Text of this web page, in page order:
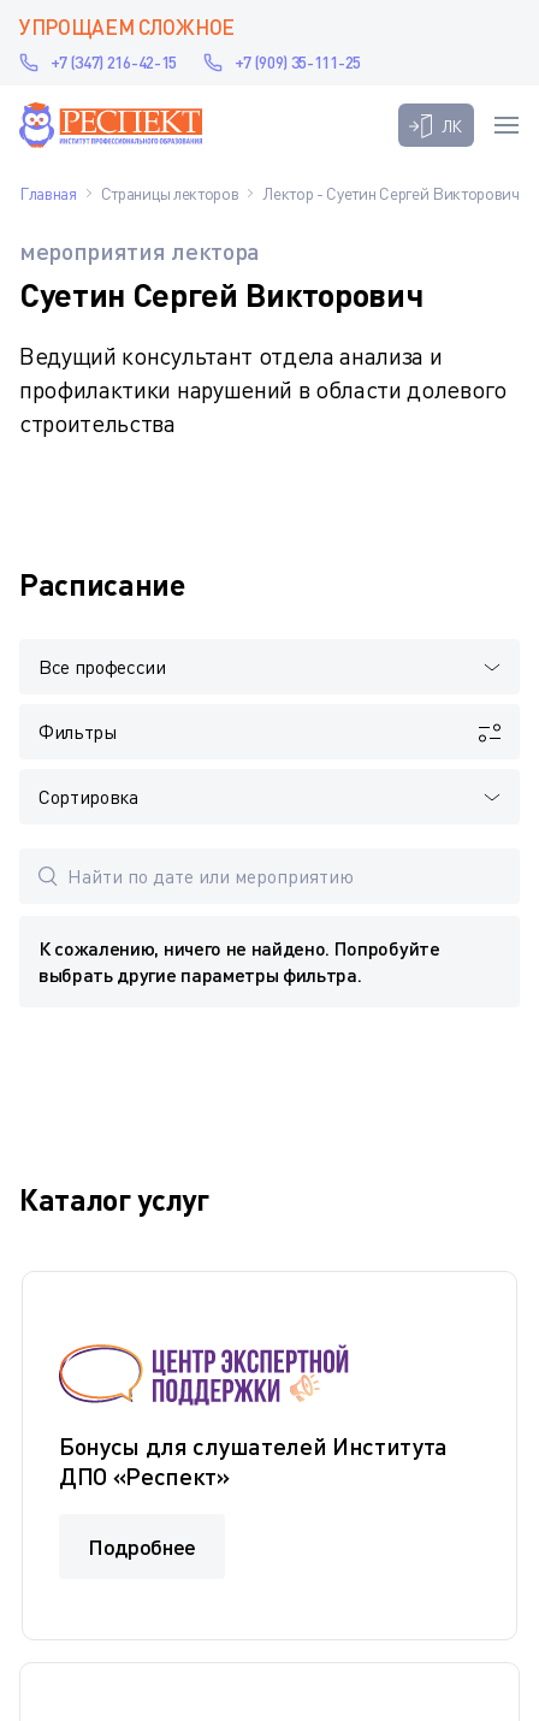
УПРОЩАЕМ СЛОЖНОЕ
+7 (347) 216-42-15 +7 (909) 35-111-25
ЛК
Главная Страницы лекторов Лектор - Суетин Сергей Викторович
мероприятия лектора
Суетин Сергей Викторович
Ведущий консультант отдела анализа и
профилактики нарушений в области долевого
строительства
Расписание
Все профессии
Фильтры
Сортировка
К сожалению, ничего не найдено. Попробуйте
выбрать другие параметры фильтра.
Каталог услуг
Бонусы для слушателей Института
ДПО «Респект»
Подробнее